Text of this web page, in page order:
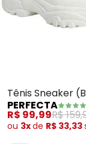
Tênis Sneaker
em Sintético
PERFECTA
R$ 99,99R$
ou 3xde R$ 33,33